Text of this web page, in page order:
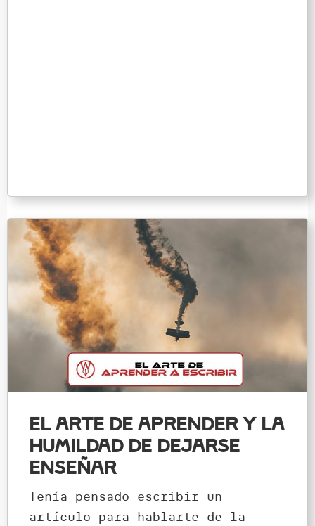
El arte de aprender y la
humildad de dejarse
enseñar
Tenía pensado escribir un
artículo para hablarte de la